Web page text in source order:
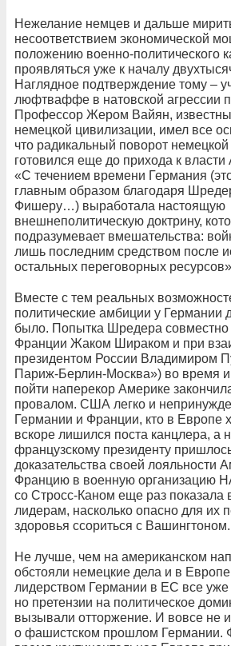
Нежелание немцев и дальше
несоответствием экономической
положению военно-политического
проявляться уже к началу
Наглядное подтверждение тому –
люфтваффе в натовской агрессии
Профессор Жером Вайян,
немецкой цивилизации, имел все
что радикальный поворот
готовился еще до прихода к
«С течением времени Германия
главным образом благодаря
Фишеру…) выработала настоящую
внешнеполитическую доктрину,
подразумевает вмешательства:
лишь последним средством после
остальных переговорных
Вместе с тем реальных
политические амбиции у Германии
было. Попытка Шредера совместно
Франции Жаком Шираком и при
президентом России Владимиром
Париж-Берлин-Москва») во время
пойти наперекор Америке
провалом. США легко и
Германии и Франции, кто в Европе
вскоре лишился поста канцлера, а
французскому президенту
доказательства своей лояльности
Францию в военную организацию
со Стросс-Каном еще раз показала
лидерам, насколько опасно для их
здоровья ссориться с Вашингтоном.
Не лучше, чем на американском
обстояли немецкие дела и в
лидерством Германии в ЕС все
но претензии на политическое
вызывали отторжение. И вовсе не
о фашистском прошлом Германии.